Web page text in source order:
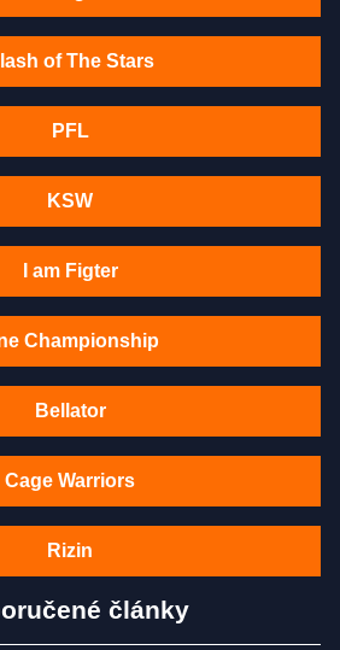
of The Stars
PFL
KSW
I am Figter
Championship
Bellator
Cage Warriors
Rizin
články